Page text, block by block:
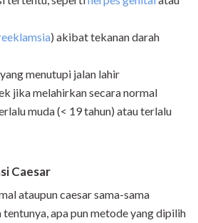
) akibat tekanan darah
menutupi jalan lahir
jika melahirkan secara normal
muda (< 19 tahun) atau terlalu
Caesar
ataupun caesar sama-sama
apa pun metode yang dipilih